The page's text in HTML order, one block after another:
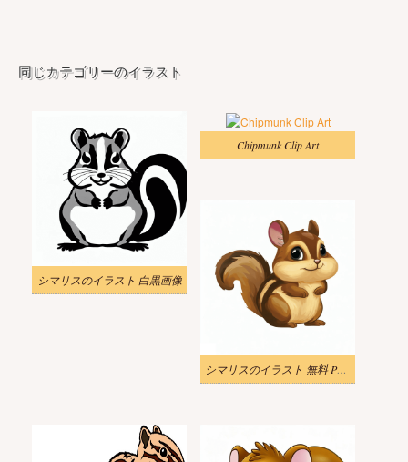
同じカテゴリーのイラスト
シマリスのイラスト 白黒画像
Chipmunk Clip Art
シマリスのイラスト 無料 PNG 画像 2